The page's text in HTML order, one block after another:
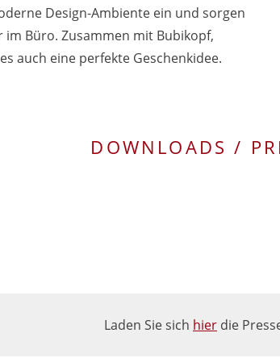
Design-Ambiente ein und sorgen
Büro. Zusammen mit Bubikopf,
auch eine perfekte Geschenkidee.
DOWNLOADS /
Laden Sie sich hier die